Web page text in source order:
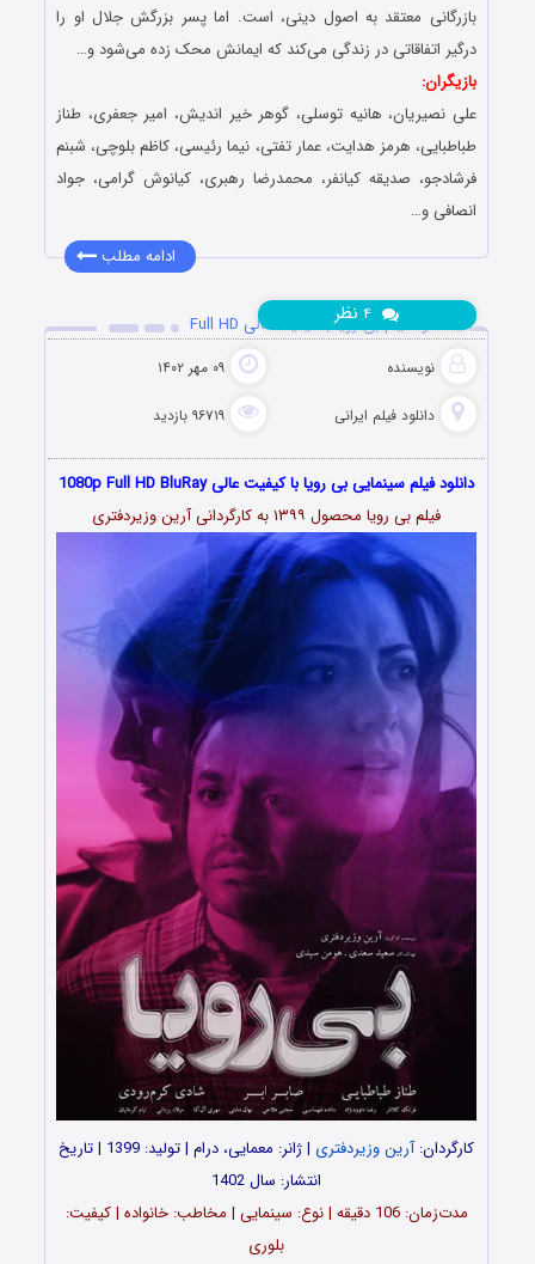
بازرگانی معتقد به اصول دینی، است. اما پسر بزرگش جلال او را
درگیر اتفاقاتی در زندگی می‌کند که ایمانش محک زده می‌شود و…
بازیگران:
علی نصیریان، هانیه توسلی، گوهر خیر اندیش، امیر جعفری، طناز
طباطبایی، هرمز هدایت، عمار تفتی، نیما رئیسی، کاظم بلوچی، شبنم
فرشادجو، صدیقه کیانفر، محمدرضا رهبری، کیانوش گرامی، جواد
انصافی و…
ادامه مطلب
دانلود فیلم بی رویا با کیفیت عالی Full HD
نویسنده ۰۹ مهر ۱۴۰۲
دانلود فیلم‌ ایرانی ۹۶۷۱۹ بازدید
نظر
دانلود فیلم سینمایی بی رویا با کیفیت عالی 1080p Full HD BluRay
فیلم بی رویا محصول ۱۳۹۹ به کارگردانی آرین وزیردفتری
کارگردان:آرین وزیردفتری
| ژانر: معمایی، درام | تولید: 1399 | تاریخ
انتشار: سال 1402
مدت‌زمان: 106 دقیقه | نوع: سینمایی | مخاطب: خانواده | کیفیت:
بلوری